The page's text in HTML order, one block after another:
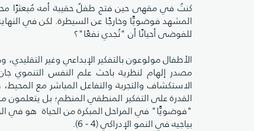
كنتُ في مقهى حين فتح طفلٌ حقيبة أمه مُبعثرًا
المشهد فوضويًّا وخارجًا عن السيطرة. لكن في
للفوضى أحيانًا أن "تُجدي نفعًا"؟
الأطفال مولوعون بالتفكير الإبداعي وغير
مصدر إلهام لنظرية باحث علم النفس التنموي
الاستكشاف والتجربة والتفاعل المباشر مع المحيط،
القدرة على التفكير المنطقي المنظم؛ بل يتعلمون
"فوضويًّا" في المراحل المبكرة من الحياة هو في
بياجيه في النمو الإدراكي (4 - 6).